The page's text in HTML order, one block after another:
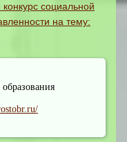
социальной
на тему: